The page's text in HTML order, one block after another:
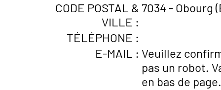
CODE POSTAL &
VILLE :
7034 - Obourg
TÉLÉPHONE :
E-MAIL : Veuillez
pas un robot.
en bas de page.